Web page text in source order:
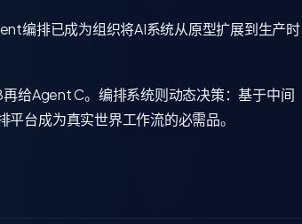
编排已成为组织将AI系统从原型扩展到生产时
给Agent C。编排系统则动态决策：基于中间
台成为真实世界工作流的必需品。